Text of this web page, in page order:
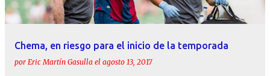
Chema, en riesgo para el inicio de la temporada
por Eric Martín Gasulla el agosto 13, 2017